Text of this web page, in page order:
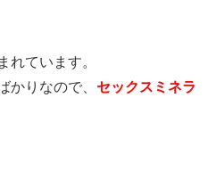
れています。
かりなので、 セックスミネラ